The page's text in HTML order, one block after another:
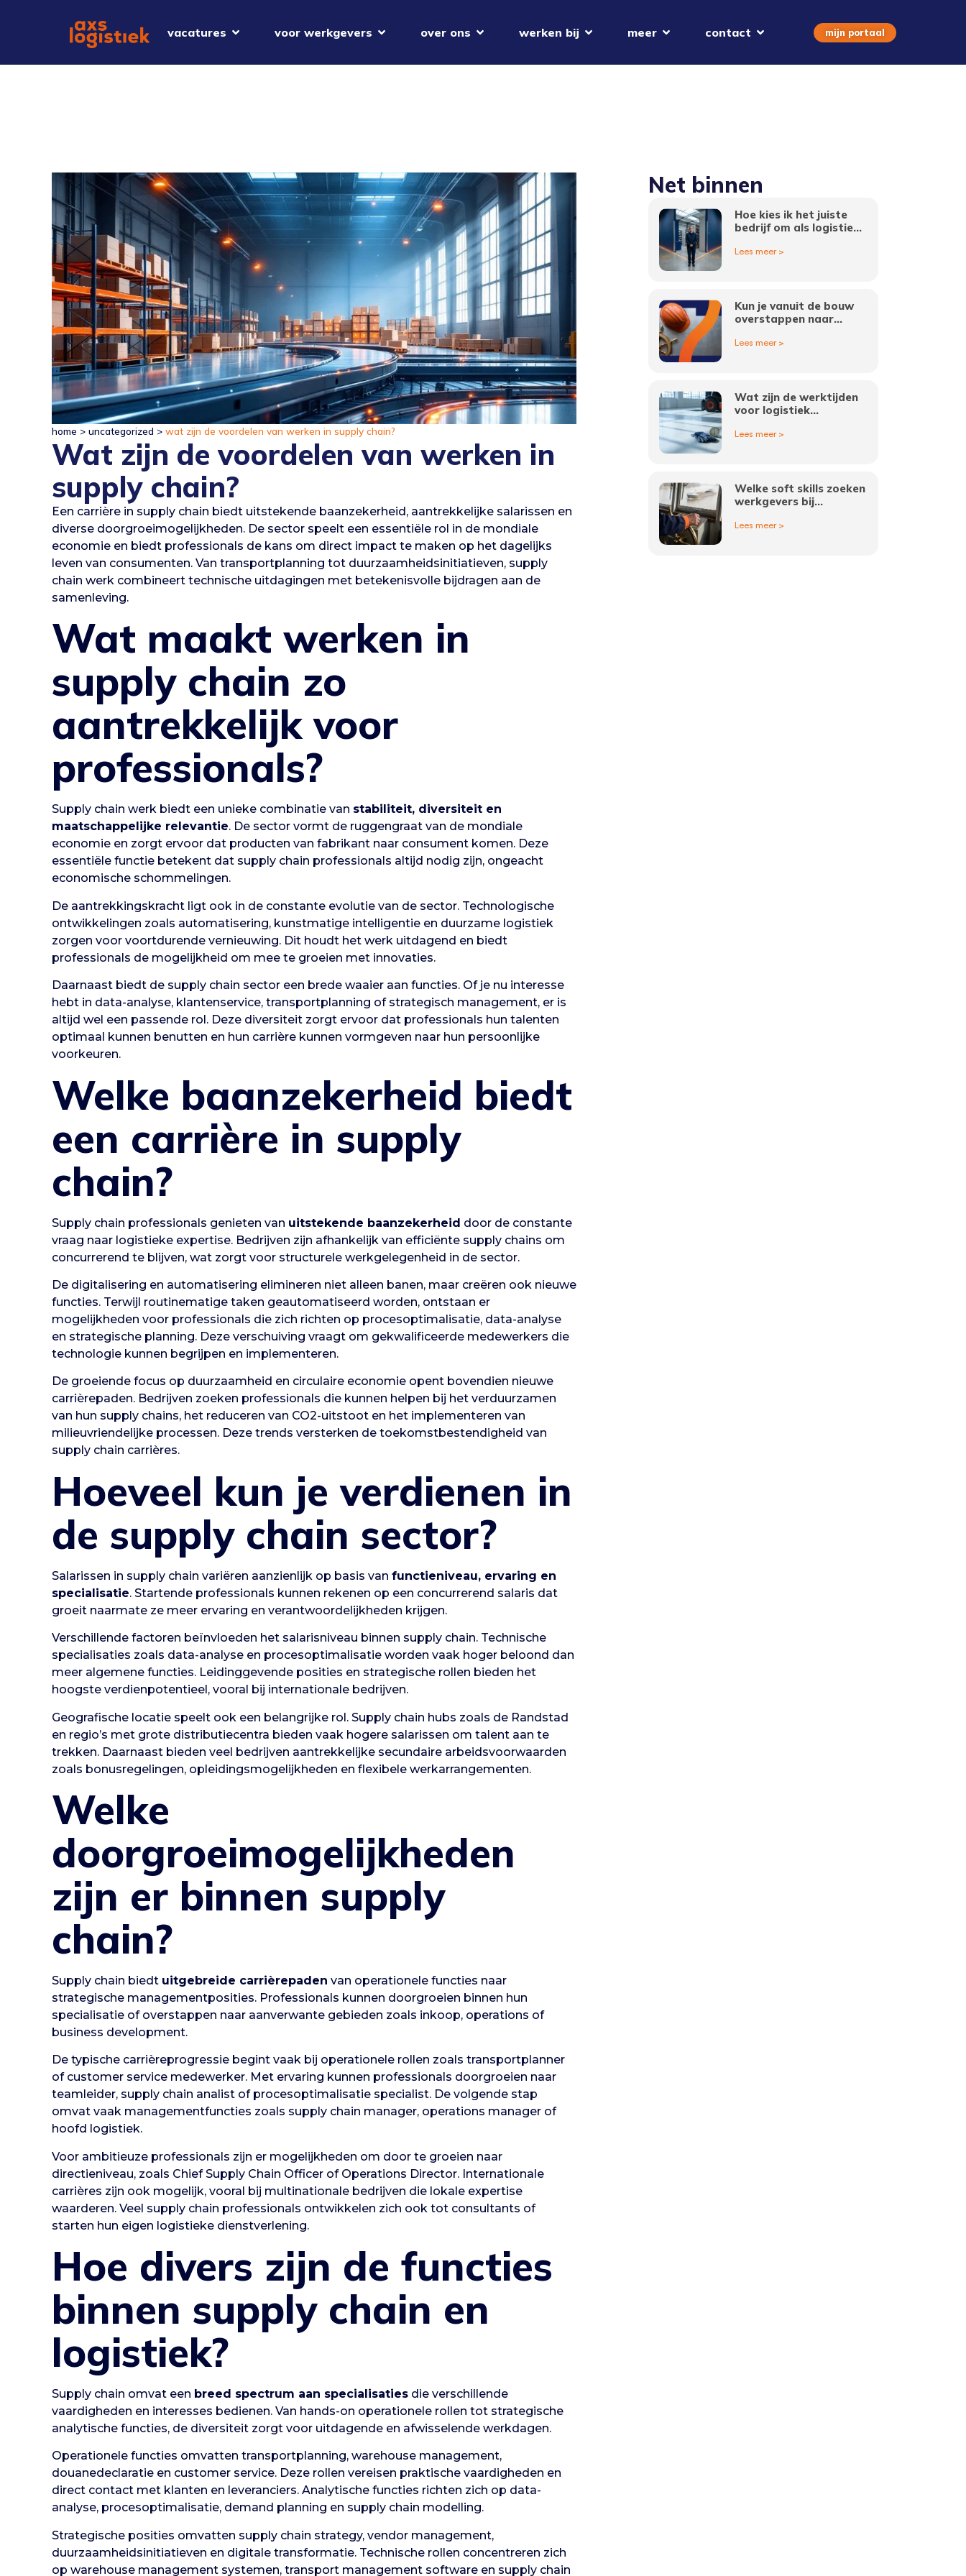
vacatures voor werkgevers over ons werken bij meer contact mijn portaal
home > uncategorized > wat zijn de voordelen van werken in supply chain?
Wat zijn de voordelen van werken in
supply chain?
Een carrière in supply chain biedt uitstekende baanzekerheid, aantrekkelijke salarissen en
diverse doorgroeimogelijkheden. De sector speelt een essentiële rol in de mondiale
economie en biedt professionals de kans om direct impact te maken op het dagelijks
leven van consumenten. Van transportplanning tot duurzaamheidsinitiatieven, supply
chain werk combineert technische uitdagingen met betekenisvolle bijdragen aan de
samenleving.
Wat maakt werken in
supply chain zo
aantrekkelijk voor
professionals?
Supply chain werk biedt een unieke combinatie van stabiliteit, diversiteit en
maatschappelijke relevantie. De sector vormt de ruggengraat van de mondiale
economie en zorgt ervoor dat producten van fabrikant naar consument komen. Deze
essentiële functie betekent dat supply chain professionals altijd nodig zijn, ongeacht
economische schommelingen.
De aantrekkingskracht ligt ook in de constante evolutie van de sector. Technologische
ontwikkelingen zoals automatisering, kunstmatige intelligentie en duurzame logistiek
zorgen voor voortdurende vernieuwing. Dit houdt het werk uitdagend en biedt
professionals de mogelijkheid om mee te groeien met innovaties.
Daarnaast biedt de supply chain sector een brede waaier aan functies. Of je nu interesse
hebt in data-analyse, klantenservice, transportplanning of strategisch management, er is
altijd wel een passende rol. Deze diversiteit zorgt ervoor dat professionals hun talenten
optimaal kunnen benutten en hun carrière kunnen vormgeven naar hun persoonlijke
voorkeuren.
Welke baanzekerheid biedt
een carrière in supply
chain?
Supply chain professionals genieten van uitstekende baanzekerheid door de constante
vraag naar logistieke expertise. Bedrijven zijn afhankelijk van efficiënte supply chains om
concurrerend te blijven, wat zorgt voor structurele werkgelegenheid in de sector.
De digitalisering en automatisering elimineren niet alleen banen, maar creëren ook nieuwe
functies. Terwijl routinematige taken geautomatiseerd worden, ontstaan er
mogelijkheden voor professionals die zich richten op procesoptimalisatie, data-analyse
en strategische planning. Deze verschuiving vraagt om gekwalificeerde medewerkers die
technologie kunnen begrijpen en implementeren.
De groeiende focus op duurzaamheid en circulaire economie opent bovendien nieuwe
carrièrepaden. Bedrijven zoeken professionals die kunnen helpen bij het verduurzamen
van hun supply chains, het reduceren van CO2-uitstoot en het implementeren van
milieuvriendelijke processen. Deze trends versterken de toekomstbestendigheid van
supply chain carrières.
Hoeveel kun je verdienen in
de supply chain sector?
Salarissen in supply chain variëren aanzienlijk op basis van functieniveau, ervaring en
specialisatie. Startende professionals kunnen rekenen op een concurrerend salaris dat
groeit naarmate ze meer ervaring en verantwoordelijkheden krijgen.
Verschillende factoren beïnvloeden het salarisniveau binnen supply chain. Technische
specialisaties zoals data-analyse en procesoptimalisatie worden vaak hoger beloond dan
meer algemene functies. Leidinggevende posities en strategische rollen bieden het
hoogste verdienpotentieel, vooral bij internationale bedrijven.
Geografische locatie speelt ook een belangrijke rol. Supply chain hubs zoals de Randstad
en regio’s met grote distributiecentra bieden vaak hogere salarissen om talent aan te
trekken. Daarnaast bieden veel bedrijven aantrekkelijke secundaire arbeidsvoorwaarden
zoals bonusregelingen, opleidingsmogelijkheden en flexibele werkarrangementen.
Welke
doorgroeimogelijkheden
zijn er binnen supply
chain?
Supply chain biedt uitgebreide carrièrepaden van operationele functies naar
strategische managementposities. Professionals kunnen doorgroeien binnen hun
specialisatie of overstappen naar aanverwante gebieden zoals inkoop, operations of
business development.
De typische carrièreprogressie begint vaak bij operationele rollen zoals transportplanner
of customer service medewerker. Met ervaring kunnen professionals doorgroeien naar
teamleider, supply chain analist of procesoptimalisatie specialist. De volgende stap
omvat vaak managementfuncties zoals supply chain manager, operations manager of
hoofd logistiek.
Voor ambitieuze professionals zijn er mogelijkheden om door te groeien naar
directieniveau, zoals Chief Supply Chain Officer of Operations Director. Internationale
carrières zijn ook mogelijk, vooral bij multinationale bedrijven die lokale expertise
waarderen. Veel supply chain professionals ontwikkelen zich ook tot consultants of
starten hun eigen logistieke dienstverlening.
Hoe divers zijn de functies
binnen supply chain en
logistiek?
Supply chain omvat een breed spectrum aan specialisaties die verschillende
vaardigheden en interesses bedienen. Van hands-on operationele rollen tot strategische
analytische functies, de diversiteit zorgt voor uitdagende en afwisselende werkdagen.
Operationele functies omvatten transportplanning, warehouse management,
douanedeclaratie en customer service. Deze rollen vereisen praktische vaardigheden en
direct contact met klanten en leveranciers. Analytische functies richten zich op data-
analyse, procesoptimalisatie, demand planning en supply chain modelling.
Strategische posities omvatten supply chain strategy, vendor management,
duurzaamheidsinitiatieven en digitale transformatie. Technische rollen concentreren zich
op warehouse management systemen, transport management software en supply chain
Net binnen
Hoe kies ik het juiste
bedrijf om als logistiek
Amsterdam te werken?
Lees meer >
Kun je vanuit de bouw
overstappen naar
Lees meer >
Wat zijn de werktijden
voor logistiek
Amsterdam?
Lees meer >
Welke soft skills zoeken
werkgevers bij
Lees meer >